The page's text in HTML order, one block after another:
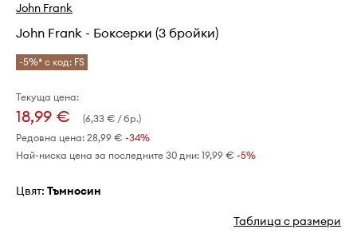
John Frank
John Frank - Боксерки (3 бройки)
-5%* с код: FS
Текуща цена:
18,99 €
(6,33 € / бр.)
Редовна цена: 28,99 € -34%
Най-ниска цена за последните 30 дни: 19,99 € -5%
Цвят: тъмносин
Таблица с размери